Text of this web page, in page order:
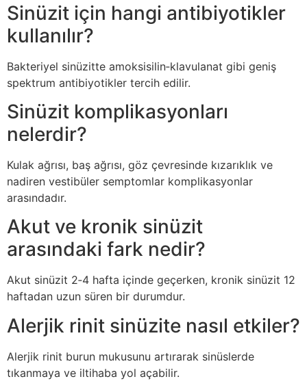
Sinüzit için hangi antibiyotikler
kullanılır?
Bakteriyel sinüzitte amoksisilin‑klavulanat gibi geniş
spektrum antibiyotikler tercih edilir.
Sinüzit komplikasyonları
nelerdir?
Kulak ağrısı, baş ağrısı, göz çevresinde kızarıklık ve
nadiren vestibüler semptomlar komplikasyonlar
arasındadır.
Akut ve kronik sinüzit
arasındaki fark nedir?
Akut sinüzit 2‑4 hafta içinde geçerken, kronik sinüzit 12
haftadan uzun süren bir durumdur.
Alerjik rinit sinüzite nasıl etkiler?
Alerjik rinit burun mukusunu artırarak sinüslerde
tıkanmaya ve iltihaba yol açabilir.